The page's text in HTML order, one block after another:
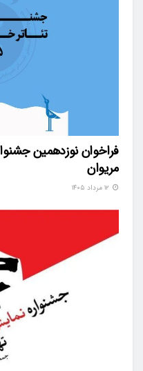
فراخوان نوزدهمین
مریوان